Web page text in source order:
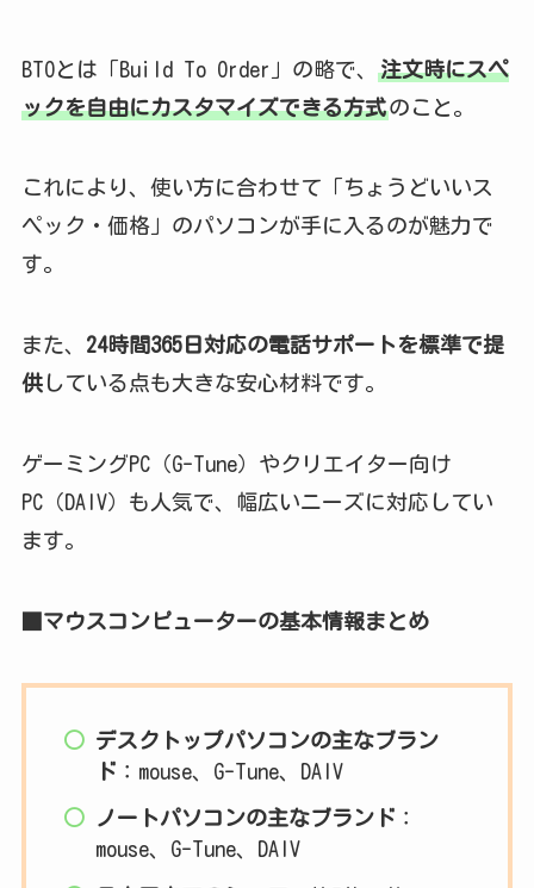
BTOとは「Build To Order」の略で、
注文時にスペ
ックを自由にカスタマイズできる方式のこと。
これにより、使い方に合わせて「ちょうどいいス
ペック・価格」のパソコンが手に入るのが魅力で
す。
また、 24時間365日対応の電話サポートを標準で提
供している点も大きな安心材料です。
ゲーミングPC（G-Tune）やクリエイター向け
PC（DAIV）も人気で、幅広いニーズに対応してい
ます。
■マウスコンピューターの基本情報まとめ
デスクトップパソコンの主なブラン
ド ：mouse、G-Tune、DAIV
ノートパソコンの主なブランド ：
mouse、G-Tune、DAIV